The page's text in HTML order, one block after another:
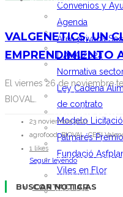
Convenios y
Agenda
Área privada
DANA 2024
Normativa
Ley Cadena
de contrato
Modelo
Palmarés
Fundació
Viles en Flor
CONTACTAR
Vídeos
Área privada
DANA 2024
Normativa
Ley Cadena
Modelo
Palmarés
Fundació Asfplant
Viles en Flor
VALGENETICS, UN
EMPRENDIMIENTO
El viernes 26 de noviembre
BIOVAL.
23 noviembre 2021
agrofood, BIOVAL, CEEI
1 likes
Seguir leyendo
BUSCAR NOTICIAS